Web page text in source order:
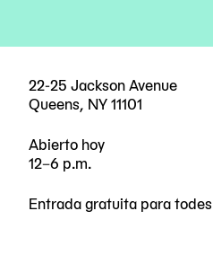
22-25 Jackson Avenue
Queens, NY 11101
Abierto hoy
12–6 p.m.
Entrada gratuita para todes